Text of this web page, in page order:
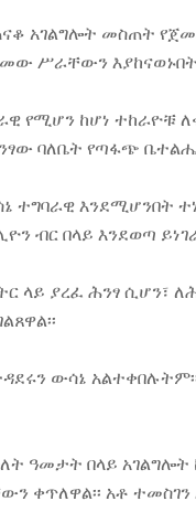
አገልግሎት መስጠት
ሥራቸውን እያከናወኑበት
የሚሆን ከሆነ ተከራዮቹ
ባለቤት የጣፋጭ
እንደሚሆንበት
ብር በላይ እንደወጣ
ላይ ያረፈ ሕንፃ ሲሆን፣
ውሳኔ
ዓመታት በላይ አገልግሎት
ቀጥለዋል፡፡ አቶ